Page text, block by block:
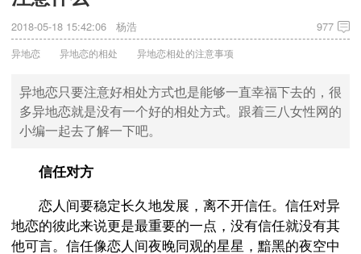
2018-05-18 15:42:06 杨浩 977
异地恋 异地恋的相处 异地恋相处的注意事项
异地恋只要注意好相处方式也是能够一直幸福下去的，很
多异地恋就是没有一个好的相处方式。跟着三八女性网的
小编一起去了解一下吧。
信任对方
恋人间要稳定长久地发展，离不开信任。信任对异
地恋的彼此来说更是最重要的一点，没有信任就没有其
他可言。信任像恋人间夜晚同观的星星，黯黑的夜空中